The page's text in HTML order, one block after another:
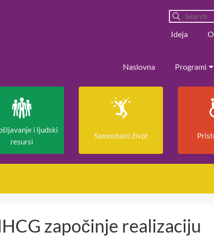
Ideja
Naslovna Programi
i ljudski
resursi
Samostalni život
započinje realizaciju